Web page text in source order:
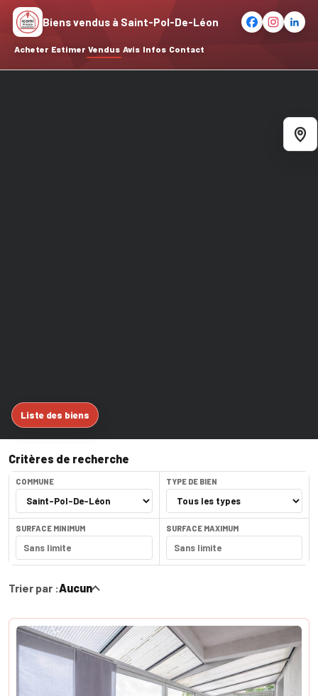
Acheter Estimer Vendus Avis Infos Contact
Biens vendus à Saint-Pol-De-Léon
Critères de recherche
COMMUNE TYPE DE BIEN
SURFACE MINIMUM SURFACE MAXIMUM
Trier par :Aucun
Liste des biens